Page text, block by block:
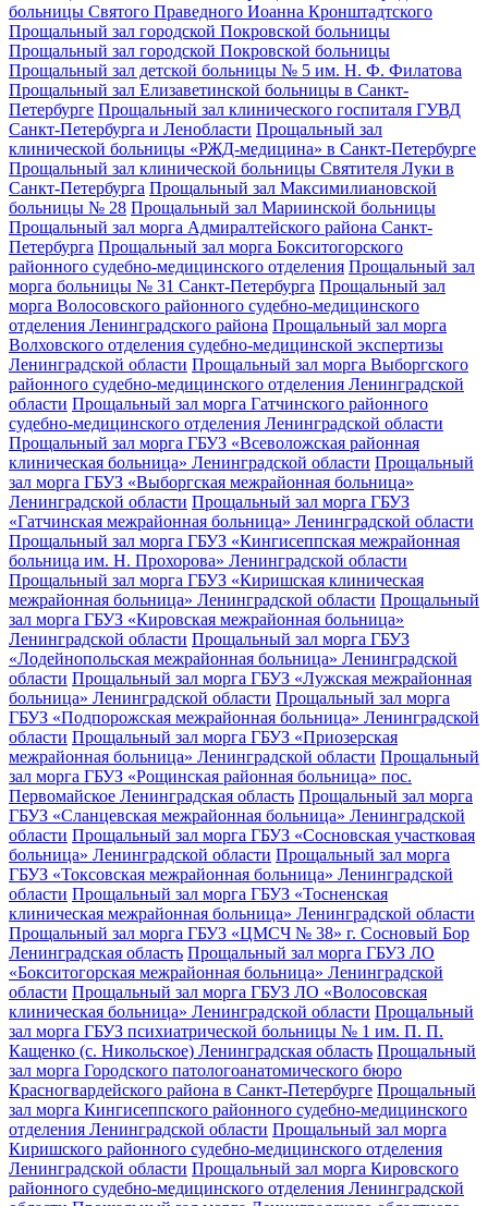
больницы Святого Праведного Иоанна Кронштадтского
Прощальный зал городской Покровской больницы
Прощальный зал городской Покровской больницы
Прощальный зал детской больницы № 5 им. Н. Ф. Филатова
Прощальный зал Елизаветинской больницы в Санкт-
Петербурге Прощальный зал клинического госпиталя ГУВД
Санкт-Петербурга и Ленобласти Прощальный зал
клинической больницы «РЖД-медицина» в Санкт-Петербурге
Прощальный зал клинической больницы Святителя Луки в
Санкт-Петербурга Прощальный зал Максимилиановской
больницы № 28 Прощальный зал Мариинской больницы
Прощальный зал морга Адмиралтейского района Санкт-
Петербурга Прощальный зал морга Бокситогорского
районного судебно-медицинского отделения Прощальный зал
морга больницы № 31 Санкт-Петербурга Прощальный зал
морга Волосовского районного судебно-медицинского
отделения Ленинградского района Прощальный зал морга
Волховского отделения судебно-медицинской экспертизы
Ленинградской области Прощальный зал морга Выборгского
районного судебно-медицинского отделения Ленинградской
области Прощальный зал морга Гатчинского районного
судебно-медицинского отделения Ленинградской области
Прощальный зал морга ГБУЗ «Всеволожская районная
клиническая больница» Ленинградской области Прощальный
зал морга ГБУЗ «Выборгская межрайонная больница»
Ленинградской области Прощальный зал морга ГБУЗ
«Гатчинская межрайонная больница» Ленинградской области
Прощальный зал морга ГБУЗ «Кингисеппская межрайонная
больница им. Н. Прохорова» Ленинградской области
Прощальный зал морга ГБУЗ «Киришская клиническая
межрайонная больница» Ленинградской области Прощальный
зал морга ГБУЗ «Кировская межрайонная больница»
Ленинградской области Прощальный зал морга ГБУЗ
«Лодейнопольская межрайонная больница» Ленинградской
области Прощальный зал морга ГБУЗ «Лужская межрайонная
больница» Ленинградской области Прощальный зал морга
ГБУЗ «Подпорожская межрайонная больница» Ленинградской
области Прощальный зал морга ГБУЗ «Приозерская
межрайонная больница» Ленинградской области Прощальный
зал морга ГБУЗ «Рощинская районная больница» пос.
Первомайское Ленинградская область Прощальный зал морга
ГБУЗ «Сланцевская межрайонная больница» Ленинградской
области Прощальный зал морга ГБУЗ «Сосновская участковая
больница» Ленинградской области Прощальный зал морга
ГБУЗ «Токсовская межрайонная больница» Ленинградской
области Прощальный зал морга ГБУЗ «Тосненская
клиническая межрайонная больница» Ленинградской области
Прощальный зал морга ГБУЗ «ЦМСЧ № 38» г. Сосновый Бор
Ленинградская область Прощальный зал морга ГБУЗ ЛО
«Бокситогорская межрайонная больница» Ленинградской
области Прощальный зал морга ГБУЗ ЛО «Волосовская
клиническая больница» Ленинградской области Прощальный
зал морга ГБУЗ психиатрической больницы № 1 им. П. П.
Кащенко (с. Никольское) Ленинградская область Прощальный
зал морга Городского патологоанатомического бюро
Красногвардейского района в Санкт-Петербурге Прощальный
зал морга Кингисеппского районного судебно-медицинского
отделения Ленинградской области Прощальный зал морга
Киришского районного судебно-медицинского отделения
Ленинградской области Прощальный зал морга Кировского
районного судебно-медицинского отделения Ленинградской